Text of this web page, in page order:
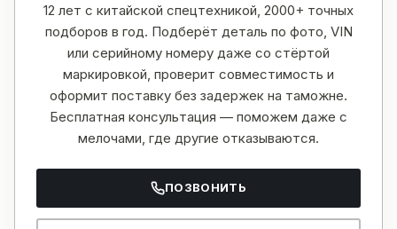
12 лет с китайской спецтехникой, 2000+ точных
подборов в год. Подберёт деталь по фото, VIN
или серийному номеру даже со стёртой
маркировкой, проверит совместимость и
оформит поставку без задержек на таможне.
Бесплатная консультация — поможем даже с
мелочами, где другие отказываются.
ПОЗВОНИТЬ